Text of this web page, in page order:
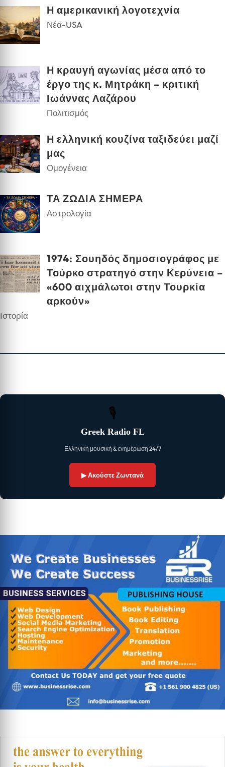
Η αμερικανική λογοτεχνία
Νέα-USA
Η κραυγή αγωνίας μέσα από το
έργο της κ. Μητράκη – κριτική
Ιωάννας Λαζάρου
Πολιτισμός
Η ελληνική κουζίνα ταξιδεύει μαζί
μας
Ομογένεια
ΤΑ ΖΩΔΙΑ ΣΗΜΕΡΑ
Αστρολογία
1974: Σουηδός δημοσιογράφος με
Τούρκο στρατηγό στην Κερύνεια –
«600 αιχμάλωτοι στην Τουρκία
αρκούν»
Ιστορία
🎙
Greek Radio FL
Ελληνική μουσική & ενημέρωση 24/7
▶ Ακούστε Ζωντανά